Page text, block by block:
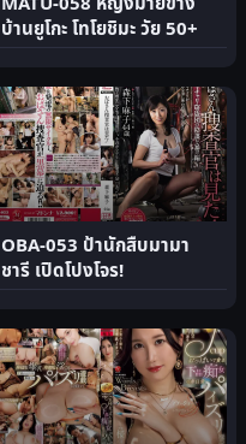
บ้านยูโกะ โทโยชิมะ วัย 50+
OBA-053 ป้านักสืบมามา
ชารี เปิดโปงโจร!